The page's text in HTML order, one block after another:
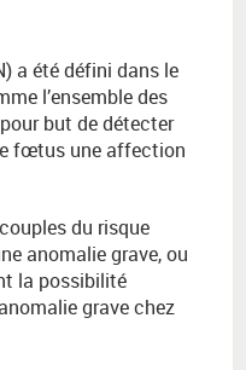
a été défini dans le
l’ensemble des
but de détecter
fœtus une affection
du risque
anomalie grave, ou
la possibilité
grave chez